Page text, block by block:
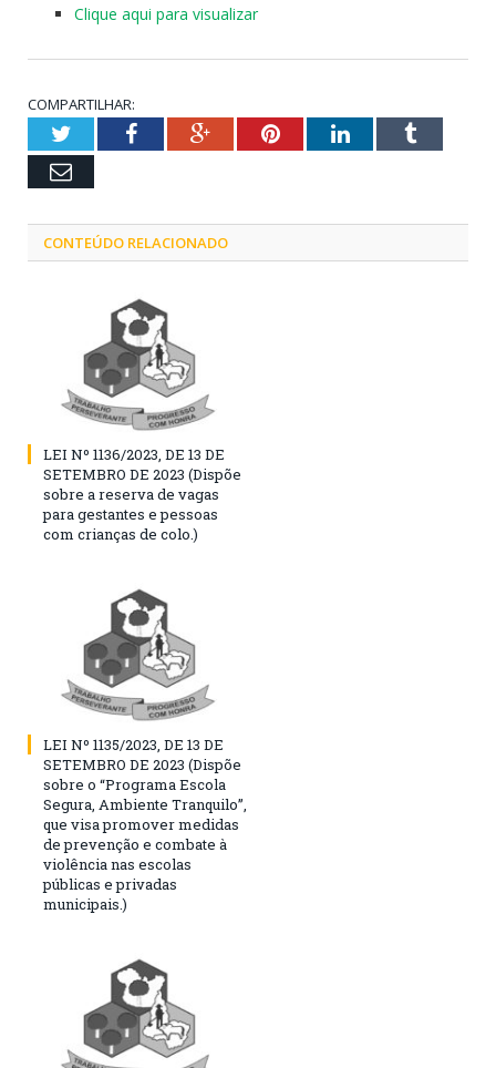
Clique aqui para visualizar
COMPARTILHAR:
TwitterFacebookGoogle+PinterestLinkedInTumblr
Email
CONTEÚDO RELACIONADO
LEI Nº 1136/2023, DE 13 DE
SETEMBRO DE 2023 (Dispõe
sobre a reserva de vagas
para gestantes e pessoas
com crianças de colo.)
LEI Nº 1135/2023, DE 13 DE
SETEMBRO DE 2023 (Dispõe
sobre o “Programa Escola
Segura, Ambiente Tranquilo”,
que visa promover medidas
de prevenção e combate à
violência nas escolas
públicas e privadas
municipais.)